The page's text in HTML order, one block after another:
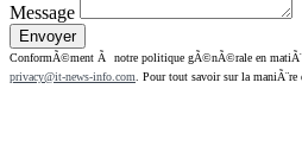
Message
ConformÃ©ment Ã notre politique gÃ©nÃ©rale en
privacy@it-news-info.com . Pour tout savoir sur la